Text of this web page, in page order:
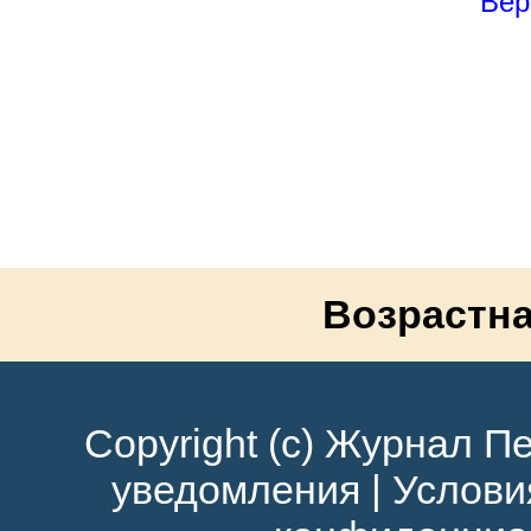
Copyright (c) Журнал
уведомления |